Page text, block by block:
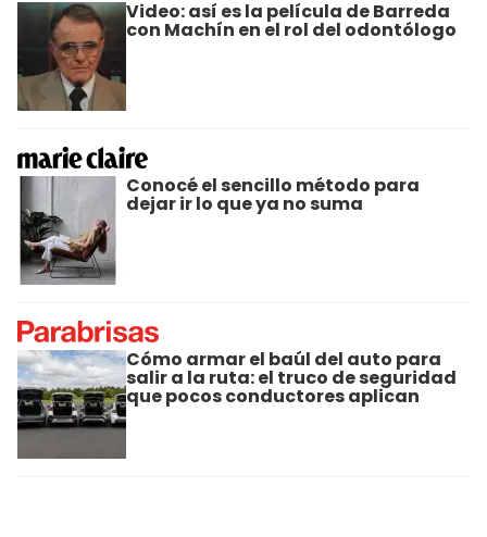
Video: así es la película de Barreda
con Machín en el rol del odontólogo
Conocé el sencillo método para
dejar ir lo que ya no suma
Cómo armar el baúl del auto para
salir a la ruta: el truco de seguridad
que pocos conductores aplican